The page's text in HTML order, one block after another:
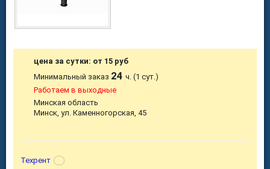
цена за сутки: от 15 руб
Минимальный заказ 24ч. (1 сут.)
Работаем в выходные
Минская область
Минск, ул. Каменногорская, 45
Техрент